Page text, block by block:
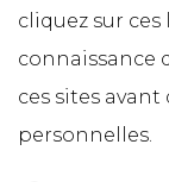
cliquez sur
connaissance
ces sites
personnelles.